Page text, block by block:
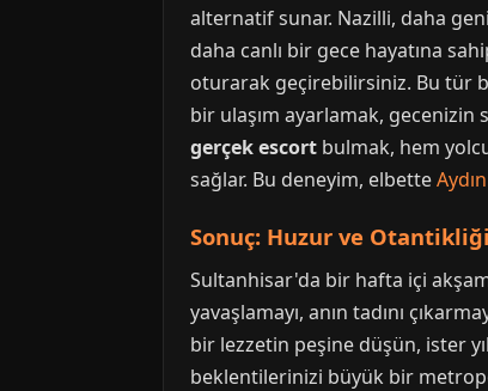
alternatif sunar. Nazilli, daha
daha canlı bir gece hayatına
oturarak geçirebilirsiniz. Bu tür
bir ulaşım ayarlamak, gecenizin
gerçek escort bulmak, hem
sağlar. Bu deneyim, elbette
Sonuç: Huzur ve
Sultanhisar'da bir hafta içi
yavaşlamayı, anın tadını
bir lezzetin peşine düşün, ister
beklentilerinizi büyük bir